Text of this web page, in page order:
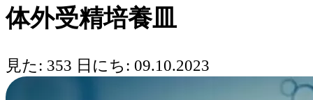
体外受精培養皿
見た: 353 日にち: 09.10.2023